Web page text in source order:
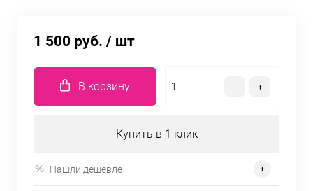
1 500 руб. / шт
В корзину
Купить в 1 клик
Нашли дешевле